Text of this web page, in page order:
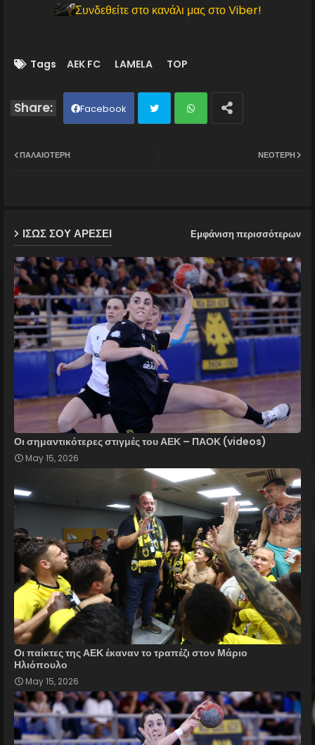
Συνδεθείτε στο κανάλι μας στο Viber!
Tags AEK FC LAMELA TOP
Facebook
p
ΝΕΌΤΕΡΗ
ΠΑΛΑΙΌΤΕΡΗ
ΙΣΩΣ ΣΟΥ ΑΡΕΣΕΙ Εμφάνιση περισσότερων
Οι σημαντικότερες στιγμές του ΑΕΚ – ΠΑΟΚ (videos)
May 15, 2026
Οι παίκτες της ΑΕΚ έκαναν το τραπέζι στον Μάριο
Ηλιόπουλο
May 15, 2026